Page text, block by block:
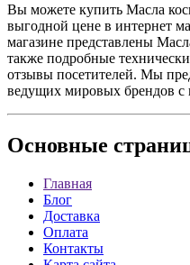
Вы можете купить Масла
выгодной цене в интернет
магазине представлены
также подробные
отзывы посетителей. Мы
ведущих мировых брендов с
Основные
Главная
Блог
Доставка
Оплата
Контакты